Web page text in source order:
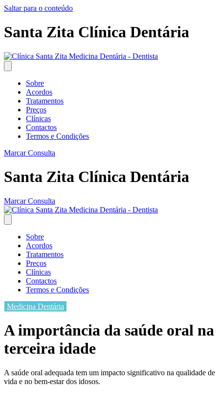
Saltar para o conteúdo
Santa Zita Clínica Dentária
Sobre
Acordos
Tratamentos
Preços
Clínicas
Contactos
Termos e Condições
Marcar Consulta
Santa Zita Clínica Dentária
Marcar Consulta
Sobre
Acordos
Tratamentos
Preços
Clínicas
Contactos
Termos e Condições
Medicina Dentária
A importância da saúde oral na
terceira idade
A saúde oral adequada tem um impacto significativo na qualidade de
vida e no bem-estar dos idosos.